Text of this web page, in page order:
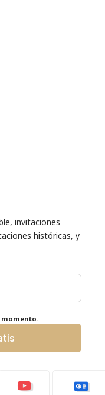
invitaciones
históricas, y